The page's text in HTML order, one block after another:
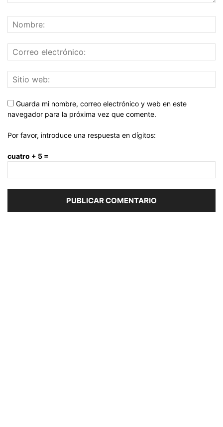
Guarda mi nombre, correo electrónico y web en este
navegador para la próxima vez que comente.
Por favor, introduce una respuesta en dígitos:
cuatro + 5 =